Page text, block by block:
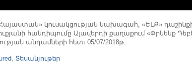
Հայաստան» կուսակցության նախագահ, «ԵԼՔ»
հանդիպումը Ալավերդի քաղաքում «Փրկենք
անդամների հետ։ 05/07/2018թ.
, Տեսանյութեր